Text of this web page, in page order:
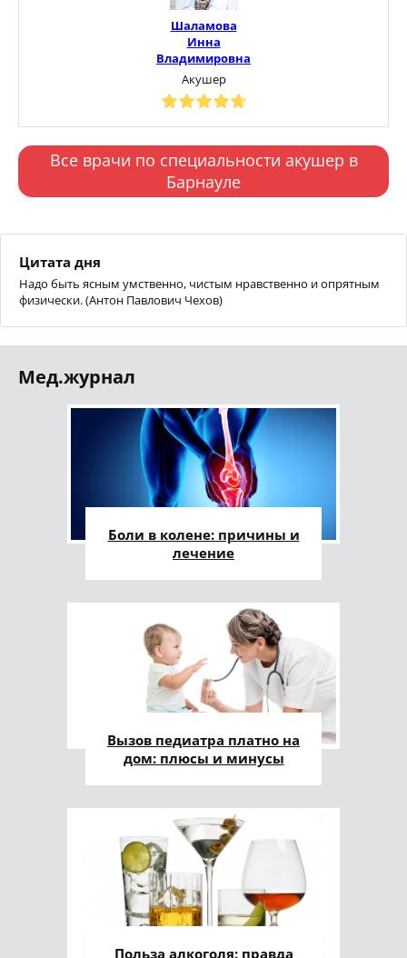
Шаламова
Инна
Владимировна
Акушер
Все врачи по специальности акушер в
Барнауле
Цитата дня
Надо быть ясным умственно, чистым нравственно и опрятным
физически. (Антон Павлович Чехов)
Мед.журнал
Боли в колене: причины и
лечение
Вызов педиатра платно на
дом: плюсы и минусы
Польза алкоголя: правда